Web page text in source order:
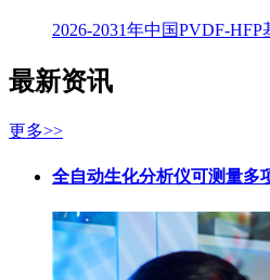
2026-2031年中国PVDF-HFP
最新资讯
更多>>
全自动生化分析仪可测量多